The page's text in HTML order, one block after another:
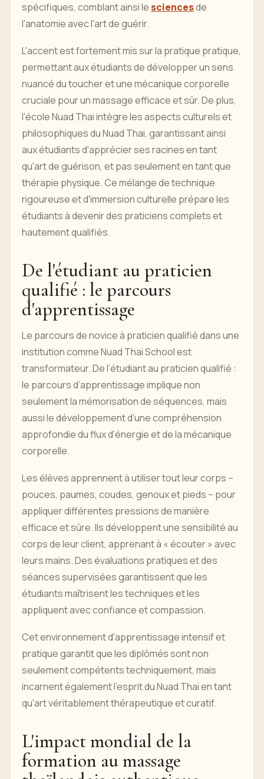
spécifiques, comblant ainsi lesciencesde
l'anatomie avec l'art de guérir.
L'accent est fortement mis sur la pratique pratique,
permettant aux étudiants de développer un sens
nuancé du toucher et une mécanique corporelle
cruciale pour un massage efficace et sûr. De plus,
l'école Nuad Thai intègre les aspects culturels et
philosophiques du Nuad Thai, garantissant ainsi
aux étudiants d'apprécier ses racines en tant
qu'art de guérison, et pas seulement en tant que
thérapie physique. Ce mélange de technique
rigoureuse et d'immersion culturelle prépare les
étudiants à devenir des praticiens complets et
hautement qualifiés.
De l'étudiant au praticien
qualifié : le parcours
d'apprentissage
Le parcours de novice à praticien qualifié dans une
institution comme Nuad Thai School est
transformateur. De l’étudiant au praticien qualifié :
le parcours d’apprentissage implique non
seulement la mémorisation de séquences, mais
aussi le développement d’une compréhension
approfondie du flux d’énergie et de la mécanique
corporelle.
Les élèves apprennent à utiliser tout leur corps –
pouces, paumes, coudes, genoux et pieds – pour
appliquer différentes pressions de manière
efficace et sûre. Ils développent une sensibilité au
corps de leur client, apprenant à « écouter » avec
leurs mains. Des évaluations pratiques et des
séances supervisées garantissent que les
étudiants maîtrisent les techniques et les
appliquent avec confiance et compassion.
Cet environnement d'apprentissage intensif et
pratique garantit que les diplômés sont non
seulement compétents techniquement, mais
incarnent également l'esprit du Nuad Thai en tant
qu'art véritablement thérapeutique et curatif.
L'impact mondial de la
formation au massage